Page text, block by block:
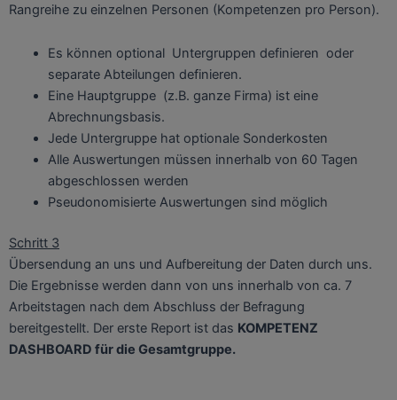
Rangreihe zu einzelnen Personen (Kompetenzen pro Person).
Es können optional Untergruppen definieren oder
separate Abteilungen definieren.
Eine Hauptgruppe (z.B. ganze Firma) ist eine
Abrechnungsbasis.
Jede Untergruppe hat optionale Sonderkosten
Alle Auswertungen müssen innerhalb von 60 Tagen
abgeschlossen werden
Pseudonomisierte Auswertungen sind möglich
Schritt 3
Übersendung an uns und Aufbereitung der Daten durch uns.
Die Ergebnisse werden dann von uns innerhalb von ca. 7
Arbeitstagen nach dem Abschluss der Befragung
bereitgestellt. Der erste Report ist das KOMPETENZ
DASHBOARD für die Gesamtgruppe.